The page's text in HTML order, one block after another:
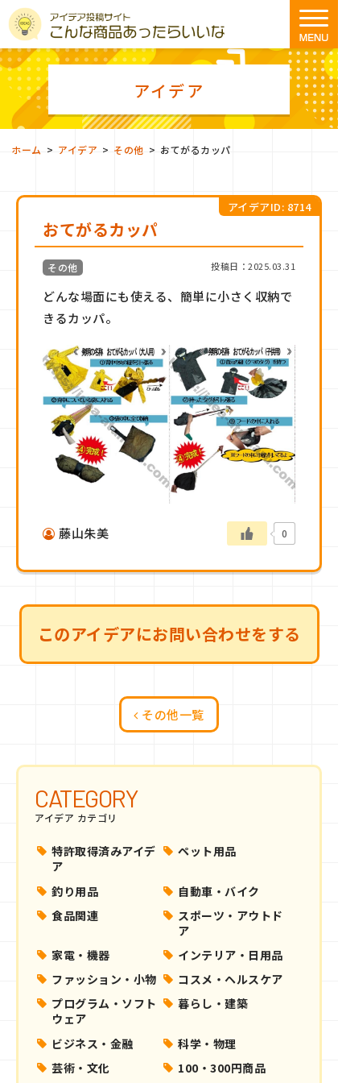
アイデア
ホーム > アイデア > その他 > おてがるカッパ
おてがるカッパ
アイデアID: 8714
その他 投稿日：2025.03.31
どんな場面にも使える、簡単に小さく収納で
きるカッパ。
藤山朱美 0
このアイデアにお問い合わせをする
その他一覧
CATEGORY
アイデア カテゴリ
特許取得済みアイデ
ア
ペット用品
釣り用品
自動車・バイク
食品関連
スポーツ・アウトド
ア
家電・機器
インテリア・日用品
ファッション・小物
コスメ・ヘルスケア
プログラム・ソフト
ウェア
暮らし・建築
ビジネス・金融
科学・物理
芸術・文化
100・300円商品